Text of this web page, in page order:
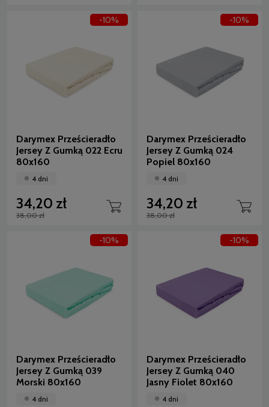
Darymex Prześcieradło
Jersey Z Gumką 022 Ecru
80x160
4 dni
34,20 zł
38,00 zł
-10%
Darymex Prześcieradło
Jersey Z Gumką 024
Popiel 80x160
4 dni
34,20 zł
38,00 zł
-10%
Darymex Prześcieradło
Jersey Z Gumką 039
Morski 80x160
4 dni
-10%
Darymex Prześcieradło
Jersey Z Gumką 040
Jasny Fiolet 80x160
4 dni
-10%